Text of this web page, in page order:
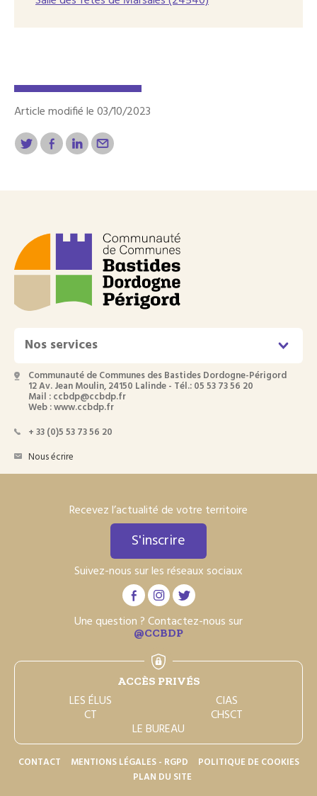
Article modifié le 03/10/2023
Nos services
Communauté de Communes des Bastides Dordogne-Périgord
12 Av. Jean Moulin, 24150 Lalinde - Tél.: 05 53 73 56 20
Mail : ccbdp@ccbdp.fr
Web : www.ccbdp.fr
+ 33 (0)5 53 73 56 20
Nous écrire
Recevez l’actualité de votre territoire
S'inscrire
Suivez-nous sur les réseaux sociaux
Une question ? Contactez-nous sur
@CCBDP
ACCÈS PRIVÉS
LES ÉLUS CIAS
CT CHSCT
LE BUREAU
CONTACT MENTIONS LÉGALES - RGPD
POLITIQUE DE COOKIES
PLAN DU SITE